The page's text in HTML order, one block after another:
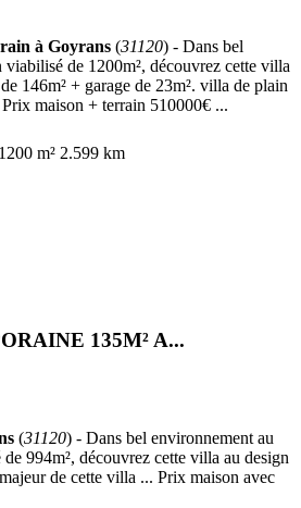
à Goyrans (31120) - Dans bel
de 1200m², découvrez cette villa
146m² + garage de 23m². villa de plain
maison + terrain 510000€ ...
m² 2.599 km
135M² A...
(31120) - Dans bel environnement au
994m², découvrez cette villa au design
de cette villa ... Prix maison avec